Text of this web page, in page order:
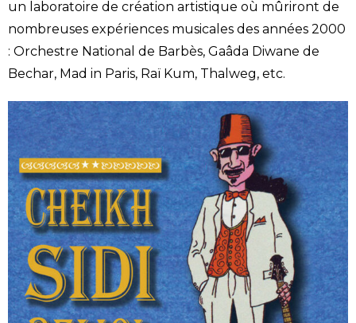
un laboratoire de création artistique où mûriront de
nombreuses expériences musicales des années 2000
: Orchestre National de Barbès, Gaâda Diwane de
Bechar, Mad in Paris, Raï Kum, Thalweg, etc.